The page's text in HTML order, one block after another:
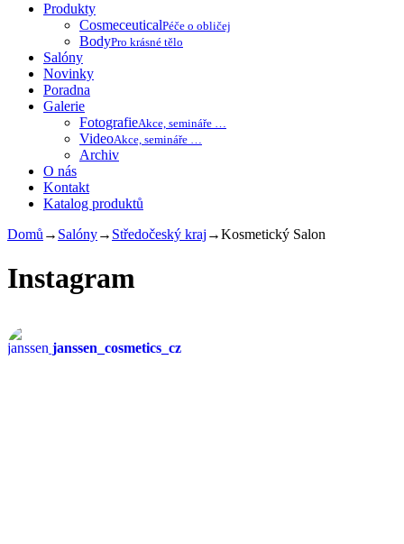
Produkty
CosmeceuticalPéče o obličej
BodyPro krásné tělo
Salóny
Novinky
Poradna
Galerie
FotografieAkce, semináře …
VideoAkce, semináře …
Archiv
O nás
Kontakt
Katalog produktů
Domů → Salóny→ Středočeský kraj →Kosmetický Salon
Instagram
janssen_cosmetics_cz